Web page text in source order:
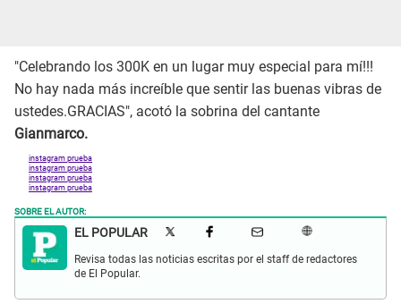
"Celebrando los 300K en un lugar muy especial para mí!!!
No hay nada más increíble que sentir las buenas vibras de
ustedes.GRACIAS", acotó la sobrina del cantante
Gianmarco.
instagram prueba
instagram prueba
instagram prueba
instagram prueba
SOBRE EL AUTOR:
EL POPULAR
Revisa todas las noticias escritas por el staff de redactores
de El Popular.